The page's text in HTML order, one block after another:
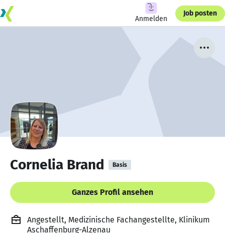
Anmelden
Job posten
Cornelia Brand Basis
Ganzes Profil ansehen
Angestellt, Medizinische Fachangestellte, Klinikum
Aschaffenburg-Alzenau